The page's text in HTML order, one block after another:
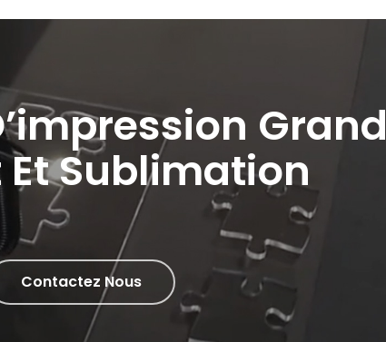
Grand
Sublimation
Contactez Nous